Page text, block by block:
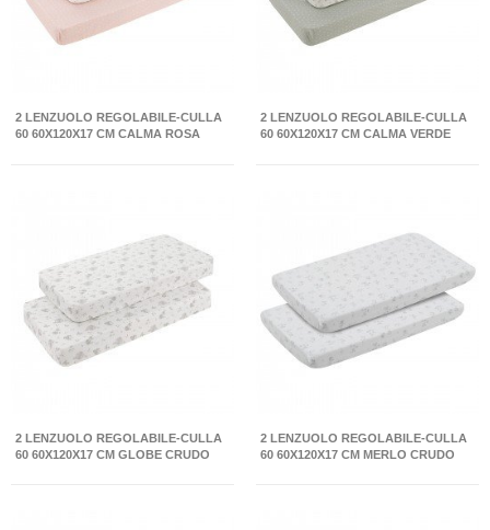
2 LENZUOLO REGOLABILE-CULLA
60 60X120X17 CM CALMA ROSA
2 LENZUOLO REGOLABILE-CULLA
60 60X120X17 CM CALMA VERDE
2 LENZUOLO REGOLABILE-CULLA
60 60X120X17 CM GLOBE CRUDO
2 LENZUOLO REGOLABILE-CULLA
60 60X120X17 CM MERLO CRUDO